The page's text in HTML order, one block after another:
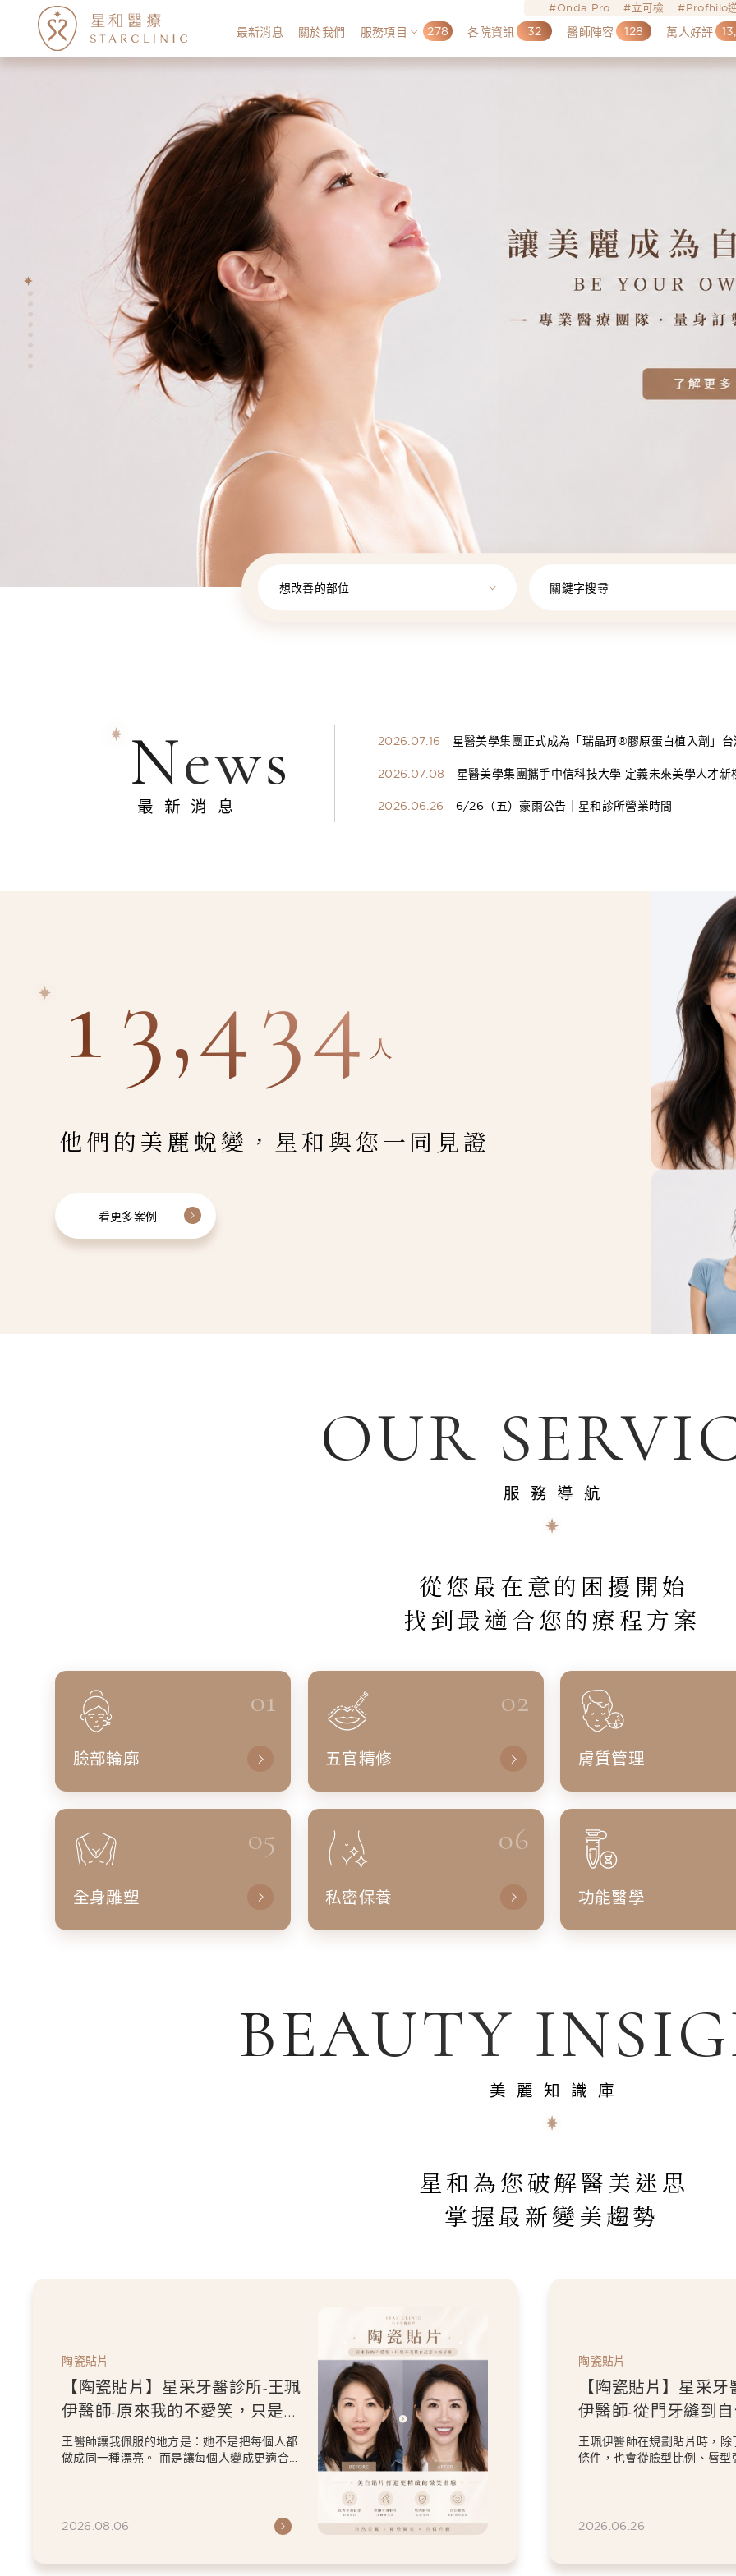
Onda Pro 立可檢 Profhilo
最新消息 關於我們 服務項目 278 各院資訊 32 醫師陣容 128 萬人好評
想改善的部位 關鍵字搜尋
News
最新消息
2026.07.16
星醫美學集團正式成為「瑞晶珂®膠原蛋白植入劑」
2026.07.08
星醫美學集團攜手中信科技大學 定義未來美學人才新
2026.06.26
6/26（五）豪雨公告｜星和診所營業時間
13,434 人
他們的美麗蛻變，星和與您一同見證
看更多案例
OUR
服務導航
從您最在意的困擾開始
找到最適合您的療程方案
01
臉部輪廓
02
五官精修 膚質管理
05
全身雕塑
06
私密保養 功能醫學
BEAUTY
美麗知識庫
星和為您破解醫美迷思
掌握最新變美趨勢
陶瓷貼片
【陶瓷貼片】星采牙醫診所-王珮
伊醫師-原來我的不愛笑，只是不
喜歡自己原本的牙齒
王醫師讓我佩服的地方是：她不是把每個人都
做成同一種漂亮。 而是讓每個人變成更適合自
2026.08.06
陶瓷貼片
【陶瓷貼片】星采
伊醫師-從門牙縫到
白貼片打造更精緻的
王珮伊醫師在規劃貼片時，除
條件，也會從臉型比例、唇型
2026.06.26